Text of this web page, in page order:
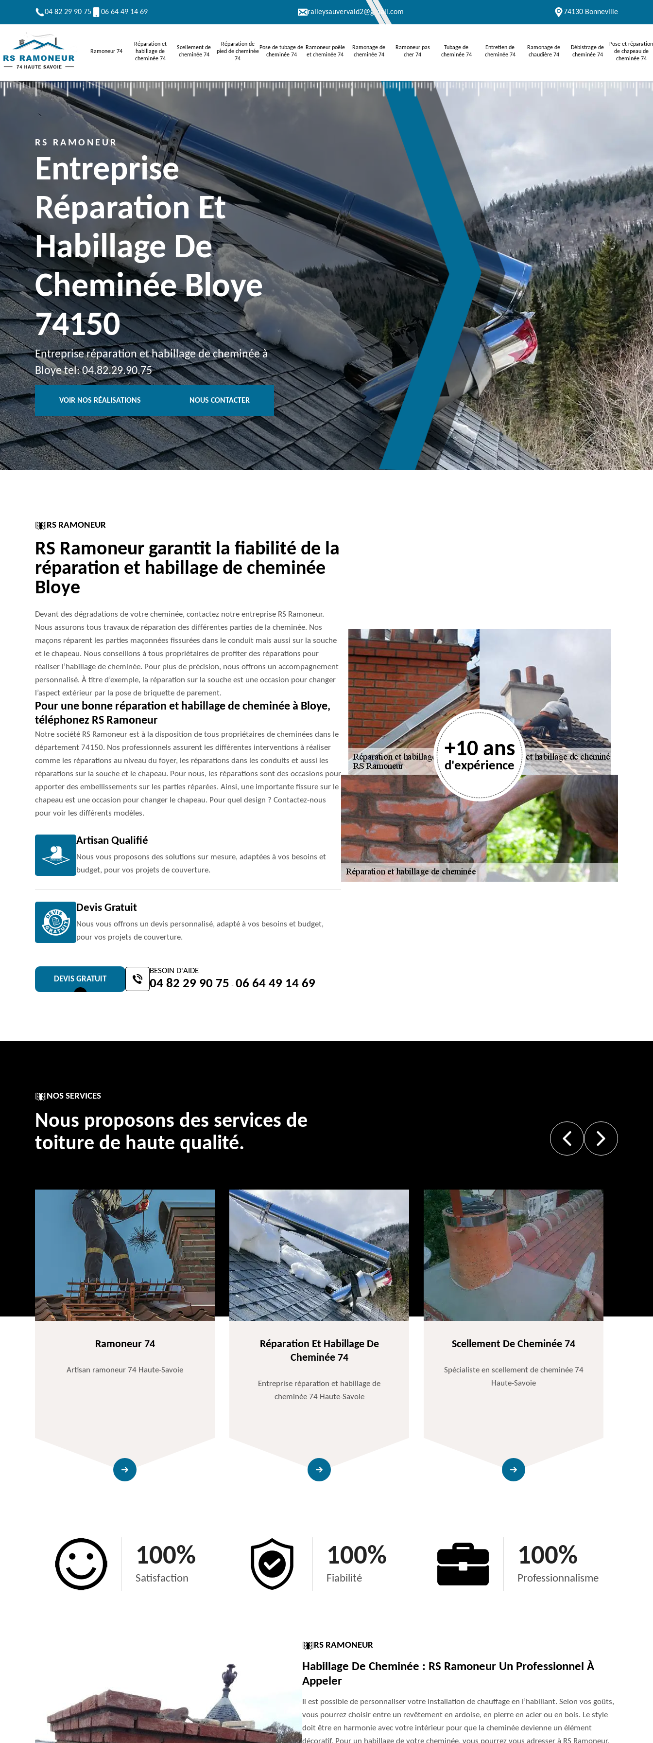
04 82 29 90 75 06 64 49 14 69 raileysauvervald2@gmail.com 74130 Bonneville
Ramoneur 74
Réparation et
habillage de
cheminée 74
Scellement de
cheminée 74
Réparation de
pied de cheminée
74
Pose de tubage de
cheminée 74
Ramoneur poêle
et cheminée 74
Ramonage de
cheminée 74
Ramoneur pas
cher 74
Tubage de
cheminée 74
Entretien de
cheminée 74
Ramonage de
chaudière 74
Débistrage de
cheminée 74
Pose et réparation
de chapeau de
cheminée 74
RS RAMONEUR
Entreprise
Réparation Et
Habillage De
Cheminée Bloye
74150
Entreprise réparation et habillage de cheminée à
Bloye tel: 04.82.29.90.75
VOIR NOS RÉALISATIONS NOUS CONTACTER
RS RAMONEUR
RS Ramoneur garantit la fiabilité de la
réparation et habillage de cheminée
Bloye
Devant des dégradations de votre cheminée, contactez notre entreprise RS Ramoneur.
Nous assurons tous travaux de réparation des différentes parties de la cheminée. Nos
maçons réparent les parties maçonnées fissurées dans le conduit mais aussi sur la souche
et le chapeau. Nous conseillons à tous propriétaires de profiter des réparations pour
réaliser l’habillage de cheminée. Pour plus de précision, nous offrons un accompagnement
personnalisé. À titre d’exemple, la réparation sur la souche est une occasion pour changer
l’aspect extérieur par la pose de briquette de parement.
Pour une bonne réparation et habillage de cheminée à Bloye,
téléphonez RS Ramoneur
Notre société RS Ramoneur est à la disposition de tous propriétaires de cheminées dans le
département 74150. Nos professionnels assurent les différentes interventions à réaliser
comme les réparations au niveau du foyer, les réparations dans les conduits et aussi les
réparations sur la souche et le chapeau. Pour nous, les réparations sont des occasions pour
apporter des embellissements sur les parties réparées. Ainsi, une importante fissure sur le
chapeau est une occasion pour changer le chapeau. Pour quel design ? Contactez-nous
pour voir les différents modèles.
Artisan Qualifié
Nous vous proposons des solutions sur mesure, adaptées à vos besoins et
budget, pour vos projets de couverture.
Devis Gratuit
Nous vous offrons un devis personnalisé, adapté à vos besoins et budget,
pour vos projets de couverture.
DEVIS GRATUIT
BESOIN D'AIDE
04 82 29 90 75 - 06 64 49 14 69
+10 ans
d'expérience
NOS SERVICES
Nous proposons des services de
toiture de haute qualité.
Ramoneur 74
Artisan ramoneur 74 Haute-Savoie
Réparation Et Habillage De
Cheminée 74
Entreprise réparation et habillage de
cheminée 74 Haute-Savoie
Scellement De Cheminée 74
Spécialiste en scellement de cheminée 74
Haute-Savoie
100%
Satisfaction
100%
Fiabilité
100%
Professionnalisme
RS RAMONEUR
Habillage De Cheminée : RS Ramoneur Un Professionnel À
Appeler
Il est possible de personnaliser votre installation de chauffage en l’habillant. Selon vos goûts,
vous pourrez choisir entre un revêtement en ardoise, en pierre en acier ou en bois. Le style
doit être en harmonie avec votre intérieur pour que la cheminée devienne un élément
décoratif. Pour un habillage de votre cheminée, vous pourrez vous adresser à RS Ramoneur.